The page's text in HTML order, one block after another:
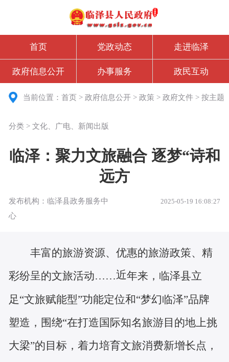
首页 党政动态 走进临泽
政府信息公开 办事服务 政民互动
当前位置：首页 >政府信息公开 >政策 >政府文件 >按主题
分类 >文化、广电、新闻出版
临泽：聚力文旅融合 逐梦“诗和
远方
发布机构：临泽县政务服务中
心
2025-05-19 16:08:27
丰富的旅游资源、优惠的旅游政策、精
彩纷呈的文旅活动……近年来，临泽县立
足“文旅赋能型”功能定位和“梦幻临泽”品牌
塑造，围绕“在打造国际知名旅游目的地上挑
大梁”的目标，着力培育文旅消费新增长点，